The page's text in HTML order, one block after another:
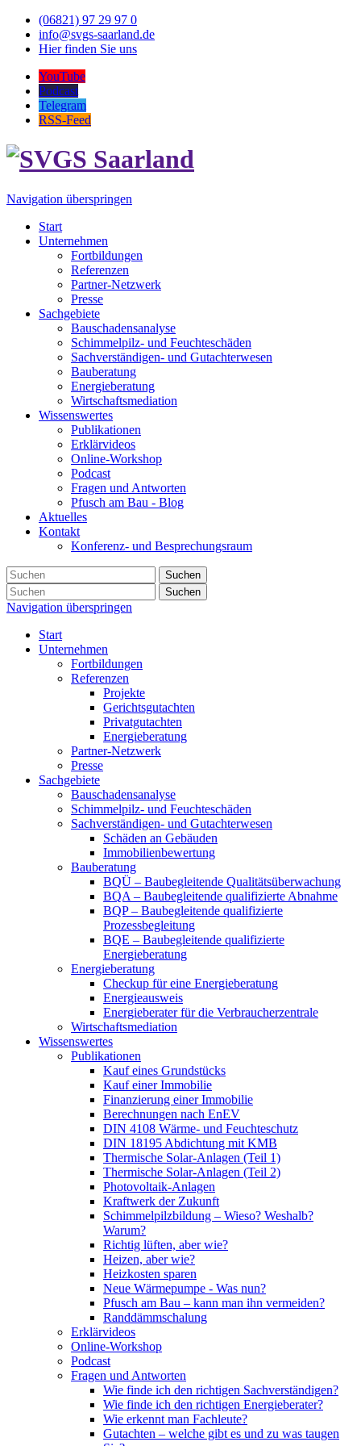
(06821) 97 29 97 0
info@svgs-saarland.de
Hier finden Sie uns
YouTube
Podcast
Telegram
RSS-Feed
Navigation überspringen
Start
Unternehmen
Fortbildungen
Referenzen
Partner-Netzwerk
Presse
Sachgebiete
Bauschadensanalyse
Schimmelpilz- und Feuchteschäden
Sachverständigen- und Gutachterwesen
Bauberatung
Energieberatung
Wirtschaftsmediation
Wissenswertes
Publikationen
Erklärvideos
Online-Workshop
Podcast
Fragen und Antworten
Pfusch am Bau - Blog
Aktuelles
Kontakt
Konferenz- und Besprechungsraum
Suchen
Suchen
Navigation überspringen
Start
Unternehmen
Fortbildungen
Referenzen
Projekte
Gerichtsgutachten
Privatgutachten
Energieberatung
Partner-Netzwerk
Presse
Sachgebiete
Bauschadensanalyse
Schimmelpilz- und Feuchteschäden
Sachverständigen- und Gutachterwesen
Schäden an Gebäuden
Immobilienbewertung
Bauberatung
BQÜ – Baubegleitende Qualitätsüberwachung
BQA – Baubegleitende qualifizierte Abnahme
BQP – Baubegleitende qualifizierte
Prozessbegleitung
BQE – Baubegleitende qualifizierte
Energieberatung
Energieberatung
Checkup für eine Energieberatung
Energieausweis
Energieberater für die Verbraucherzentrale
Wirtschaftsmediation
Wissenswertes
Publikationen
Kauf eines Grundstücks
Kauf einer Immobilie
Finanzierung einer Immobilie
Berechnungen nach EnEV
DIN 4108 Wärme- und Feuchteschutz
DIN 18195 Abdichtung mit KMB
Thermische Solar-Anlagen (Teil 1)
Thermische Solar-Anlagen (Teil 2)
Photovoltaik-Anlagen
Kraftwerk der Zukunft
Schimmelpilzbildung – Wieso? Weshalb?
Warum?
Richtig lüften, aber wie?
Heizen, aber wie?
Heizkosten sparen
Neue Wärmepumpe - Was nun?
Pfusch am Bau – kann man ihn vermeiden?
Randdämmschalung
Erklärvideos
Online-Workshop
Podcast
Fragen und Antworten
Wie finde ich den richtigen Sachverständigen?
Wie finde ich den richtigen Energieberater?
Wie erkennt man Fachleute?
Gutachten – welche gibt es und zu was taugen